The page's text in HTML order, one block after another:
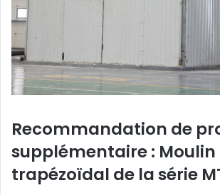
Recommandation de
supplémentaire : Moulin
trapézoïdal de la série